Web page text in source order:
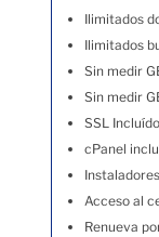
Ilimitados
Ilimitados
Sin medir
Sin medir
SSL
cPanel
Acceso al
Renueva